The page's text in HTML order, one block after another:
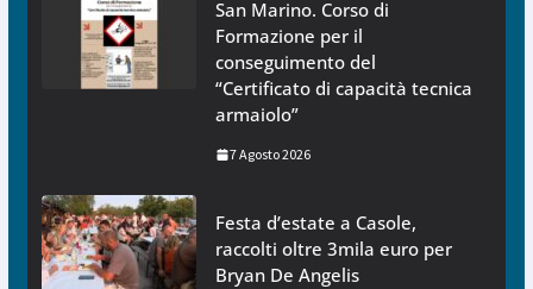
San Marino. Corso di
Formazione per il
conseguimento del
“Certificato di capacità tecnica
armaiolo”
7 Agosto 2026
Festa d’estate a Casole,
raccolti oltre 3mila euro per
Bryan De Angelis